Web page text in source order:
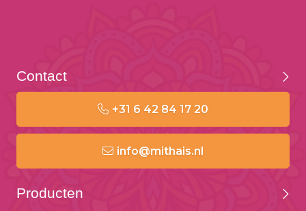
Contact
+31 6 42 84 17 20
info@mithais.nl
Producten